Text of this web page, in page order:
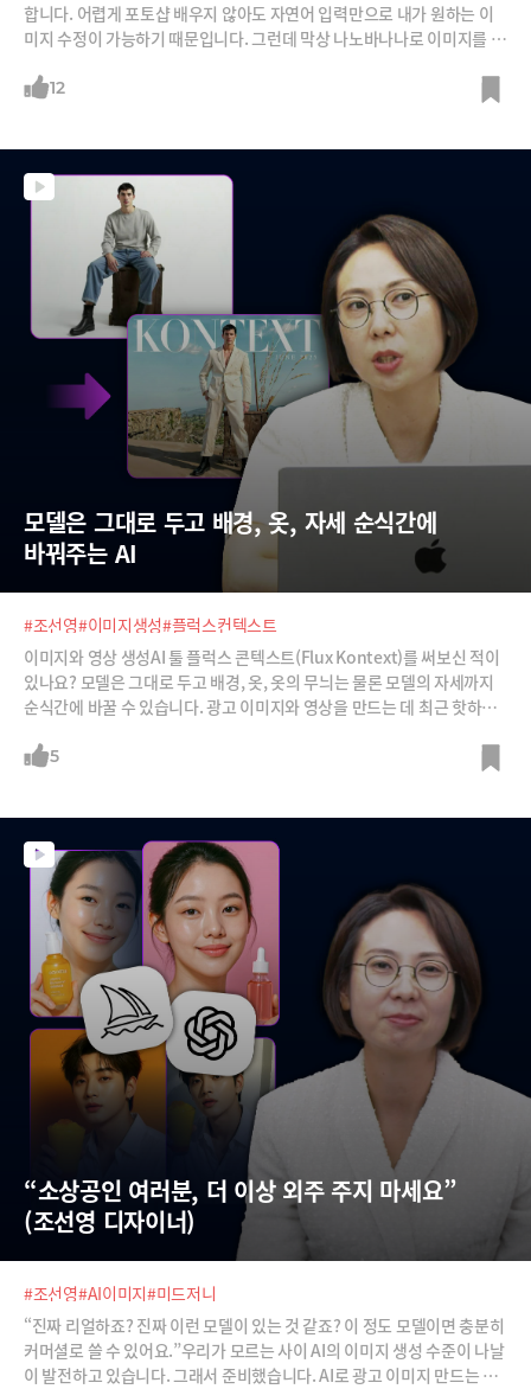
합니다. 어렵게 포토샵 배우지 않아도 자연어 입력만으로 내가 원하는 이
미지 수정이 가능하기 때문입니다. 그런데 막상 나노바나나로 이미지를 수
는 옷, 원하는 배경, 원하는 텍스트를 넣는 것이 마음 처럼 쉽게 되지 않는
12
모델은 그대로 두고 배경, 옷, 자세 순식간에
바꿔주는 AI
#조선영#이미지생성#플럭스컨텍스트
이미지와 영상 생성AI 툴 플럭스 콘텍스트(Flux Kontext)를 써보신 적이
있나요? 모델은 그대로 두고 배경, 옷, 옷의 무늬는 물론 모델의 자세까지
순식간에 바꿀 수 있습니다. 광고 이미지와 영상을 만드는 데 최근 핫하게
5
“소상공인 여러분, 더 이상 외주 주지 마세요”
(조선영 디자이너)
#조선영#AI이미지#미드저니
“진짜 리얼하죠? 진짜 이런 모델이 있는 것 같죠? 이 정도 모델이면 충분히
커머셜로 쓸 수 있어요.”우리가 모르는 사이 AI의 이미지 생성 수준이 나날
이 발전하고 있습니다. 그래서 준비했습니다. AI로 광고 이미지 만드는 법.